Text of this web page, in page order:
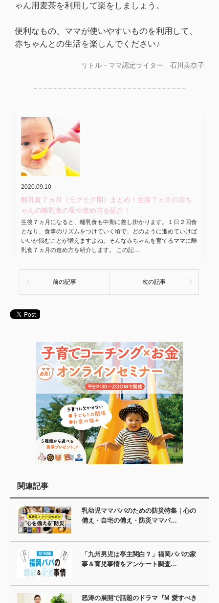
ゃん用麦茶を利用して楽をしましょう。
便利なもの、ママが使いやすいものを利用して、
赤ちゃんとの生活を楽しんでください♪
リトル・ママ認定ライター 石川美奈子
2020.09.10
離乳食７ヵ月（モグモグ期）まとめ！生後７ヵ月の赤ち
ゃんの離乳食の量や進め方を紹介！
生後７ヵ月になると、離乳食も中期に差し掛かります。１日２回食
となり、食事のリズムをつけていく頃で、どのように進めていけば
いいか悩むことが増えますよね。そんな赤ちゃんを育てるママに離
乳食７ヵ月の進め方を紹介します。 この記…
前の記事 次の記事
関連記事
乳幼児ママパパのための防災特集｜心の
備え・自宅の備え・防災ママバ…
「九州男児は亭主関白？」福岡パパの家
事＆育児事情をアンケート調査…
怒涛の展開で話題のドラマ『M 愛すべき